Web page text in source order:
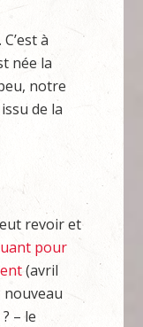
à
née la
notre
de la
revoir et
pour
(avril
nouveau
– le